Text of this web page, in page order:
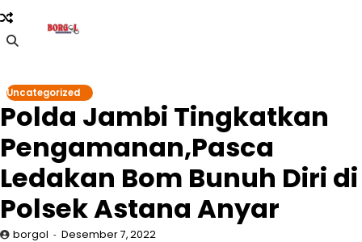
Skip
to
content
Uncategorized
Polda Jambi Tingkatkan
Pengamanan,Pasca
Ledakan Bom Bunuh Diri di
Polsek Astana Anyar
borgol Desember 7, 2022